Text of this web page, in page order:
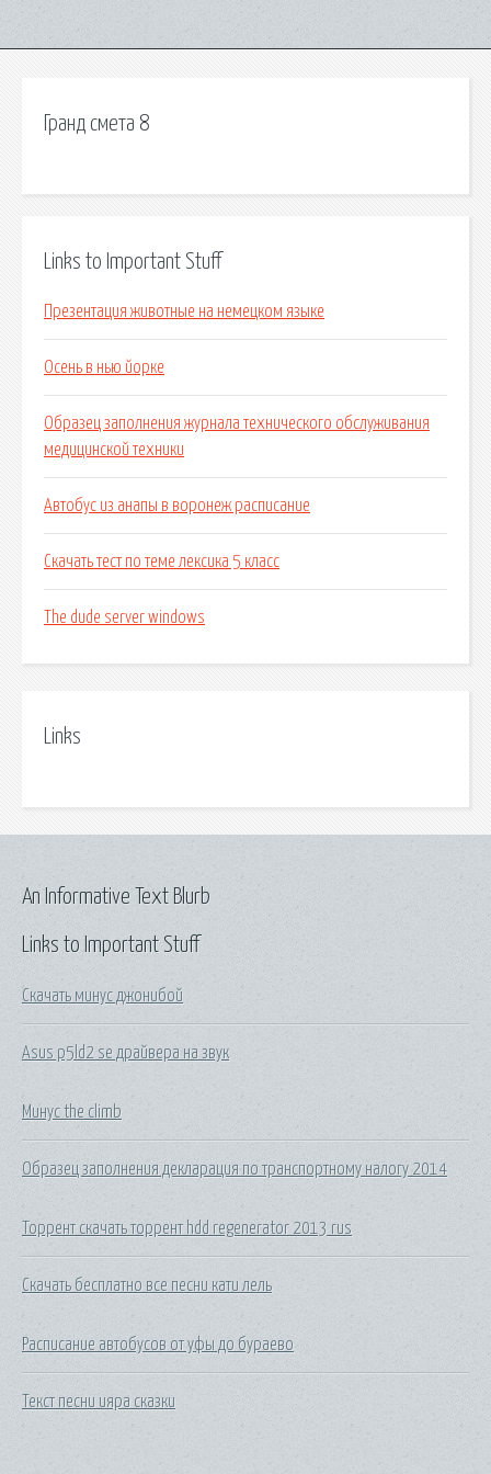
Гранд смета 8
Links to Important Stuff
Презентация животные на немецком языке
Осень в нью йорке
Образец заполнения журнала технического обслуживания
медицинской техники
Автобус из анапы в воронеж расписание
Скачать тест по теме лексика 5 класс
The dude server windows
Links
Links to Important Stuff
Скачать минус джонибой
Asus p5ld2 se драйвера на звук
Минус the climb
Образец заполнения декларация по транспортному налогу 2014
Торрент скачать торрент hdd regenerator 2013 rus
Скачать бесплатно все песни кати лель
Расписание автобусов от уфы до бураево
Текст песни ияра сказки
An Informative Text Blurb